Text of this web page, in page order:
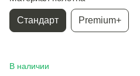
Стандарт Premium+
В наличии